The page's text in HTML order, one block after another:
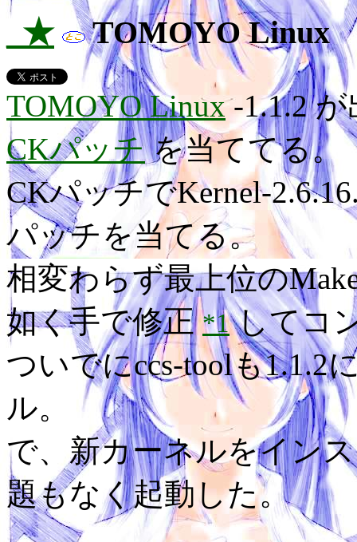
_★ TOMOYO Linux
TOMOYO Linux-1.1.2 が
CKパッチを当ててる。
CKパッチでKernel-
パッチを当てる。
相変わらず最上位の
如く手で修正*1してコ
ついでにccs-toolも1.1.2
ル。
で、新カーネルをイン
題もなく起動した。